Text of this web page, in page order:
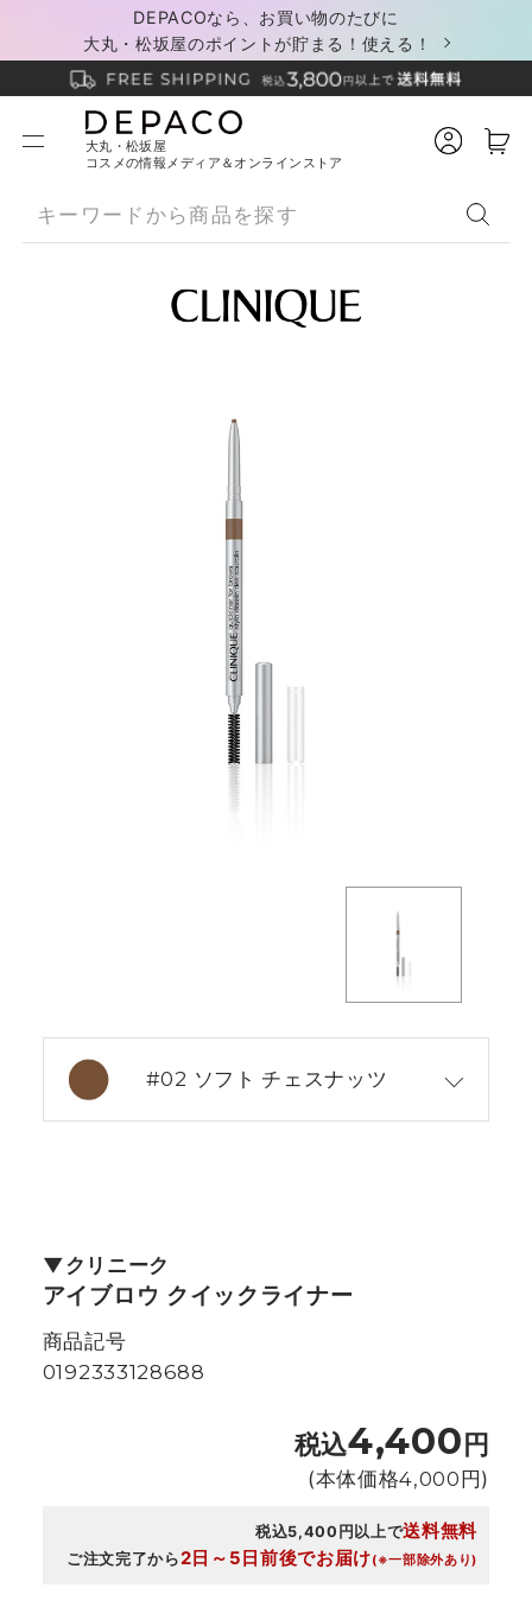
DEPACOなら、お買い物のたびに
大丸・松坂屋のポイントが貯まる！使える！
大丸・松坂屋
コスメの情報メディア＆オンラインストア
#02 ソフト チェスナッツ
クリニーク
アイブロウ クイックライナー
商品記号
0192333128688
税込4,400円
(本体価格4,000円)
税込5,400円以上で送料無料
ご注文完了から2日～5日前後でお届け(※一部除外あり)